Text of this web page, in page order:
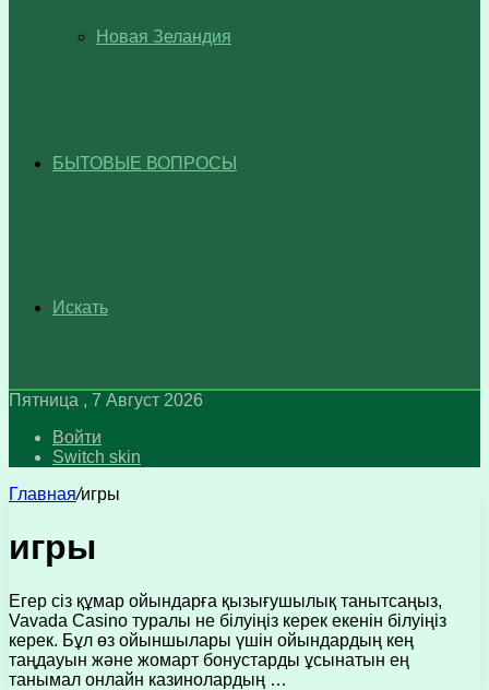
Новая Зеландия
БЫТОВЫЕ ВОПРОСЫ
Искать
Пятница , 7 Август 2026
Войти
Switch skin
Главная/игры
игры
Егер сіз құмар ойындарға қызығушылық танытсаңыз,
Vavada Casino туралы не білуіңіз керек екенін білуіңіз
керек. Бұл өз ойыншылары үшін ойындардың кең
таңдауын және жомарт бонустарды ұсынатын ең
танымал онлайн казинолардың …